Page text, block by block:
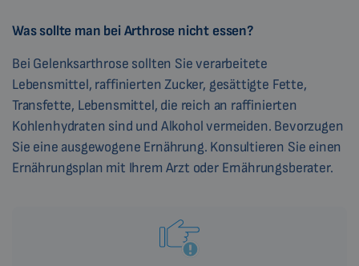
Was sollte man bei Arthrose nicht essen?
Bei Gelenksarthrose sollten Sie verarbeitete
Lebensmittel, raffinierten Zucker, gesättigte Fette,
Transfette, Lebensmittel, die reich an raffinierten
Kohlenhydraten sind und Alkohol vermeiden. Bevorzugen
Sie eine ausgewogene Ernährung. Konsultieren Sie einen
Ernährungsplan mit Ihrem Arzt oder Ernährungsberater.